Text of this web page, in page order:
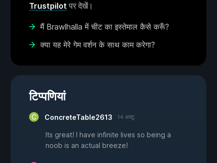
Trustpilot पर देखें।
मैं Brawlhalla में चीट का इस्तेमाल कैसे करूँ?
क्या यह मेरे गेम वर्शन के साथ काम करेगा?
टिप्पणियां
ConcreteTable2613 14 अक्टू.
Its great! I have infinite lives so being a
noob is an actual breeze!